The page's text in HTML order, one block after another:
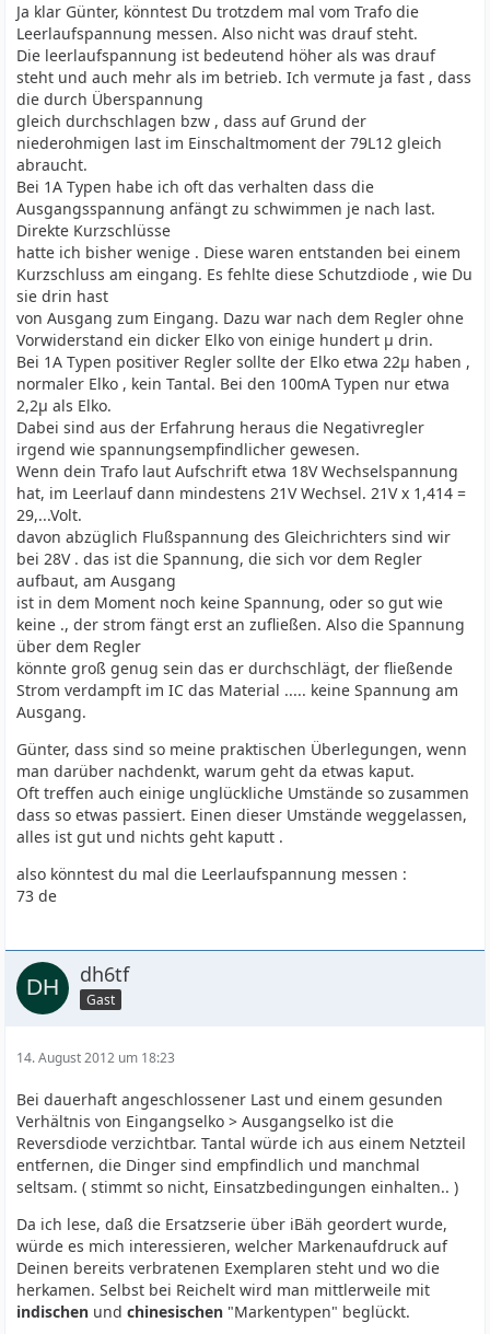
Ja klar Günter, könntest Du trotzdem mal vom Trafo die
Leerlaufspannung messen. Also nicht was drauf steht.
Die leerlaufspannung ist bedeutend höher als was drauf
steht und auch mehr als im betrieb. Ich vermute ja fast , dass
die durch Überspannung
gleich durchschlagen bzw , dass auf Grund der
niederohmigen last im Einschaltmoment der 79L12 gleich
abraucht.
Bei 1A Typen habe ich oft das verhalten dass die
Ausgangsspannung anfängt zu schwimmen je nach last.
Direkte Kurzschlüsse
hatte ich bisher wenige . Diese waren entstanden bei einem
Kurzschluss am eingang. Es fehlte diese Schutzdiode , wie Du
sie drin hast
von Ausgang zum Eingang. Dazu war nach dem Regler ohne
Vorwiderstand ein dicker Elko von einige hundert µ drin.
Bei 1A Typen positiver Regler sollte der Elko etwa 22µ haben ,
normaler Elko , kein Tantal. Bei den 100mA Typen nur etwa
2,2µ als Elko.
Dabei sind aus der Erfahrung heraus die Negativregler
irgend wie spannungsempfindlicher gewesen.
Wenn dein Trafo laut Aufschrift etwa 18V Wechselspannung
hat, im Leerlauf dann mindestens 21V Wechsel. 21V x 1,414 =
29,...Volt.
davon abzüglich Flußspannung des Gleichrichters sind wir
bei 28V . das ist die Spannung, die sich vor dem Regler
aufbaut, am Ausgang
ist in dem Moment noch keine Spannung, oder so gut wie
keine ., der strom fängt erst an zufließen. Also die Spannung
über dem Regler
könnte groß genug sein das er durchschlägt, der fließende
Strom verdampft im IC das Material ..... keine Spannung am
Ausgang.
Günter, dass sind so meine praktischen Überlegungen, wenn
man darüber nachdenkt, warum geht da etwas kaput.
Oft treffen auch einige unglückliche Umstände so zusammen
dass so etwas passiert. Einen dieser Umstände weggelassen,
alles ist gut und nichts geht kaputt .
also könntest du mal die Leerlaufspannung messen :
73 de
dh6tf
Gast
14. August 2012 um 18:23
Bei dauerhaft angeschlossener Last und einem gesunden
Verhältnis von Eingangselko > Ausgangselko ist die
Reversdiode verzichtbar. Tantal würde ich aus einem Netzteil
entfernen, die Dinger sind empfindlich und manchmal
seltsam. ( stimmt so nicht, Einsatzbedingungen einhalten.. )
Da ich lese, daß die Ersatzserie über iBäh geordert wurde,
würde es mich interessieren, welcher Markenaufdruck auf
Deinen bereits verbratenen Exemplaren steht und wo die
herkamen. Selbst bei Reichelt wird man mittlerweile mit
indischen undchinesischen "Markentypen" beglückt.